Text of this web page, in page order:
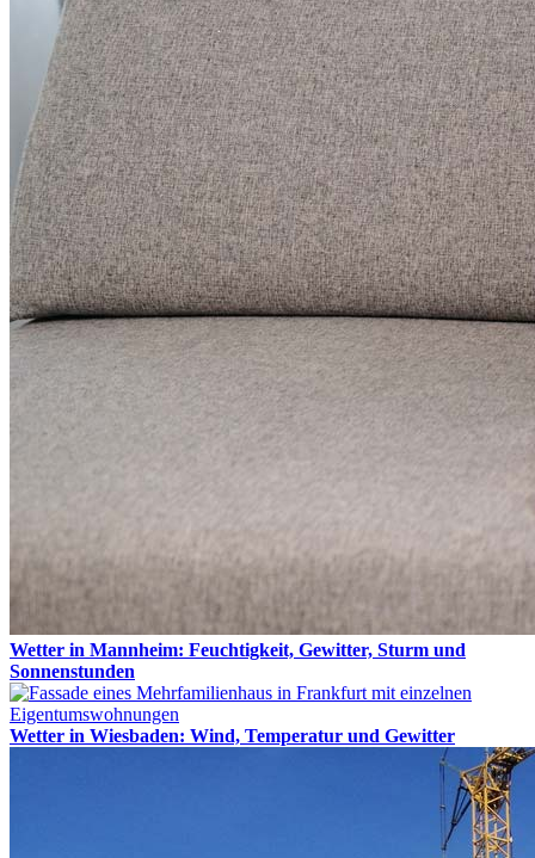
Wetter in Mannheim: Feuchtigkeit, Gewitter, Sturm und
Sonnenstunden
Wetter in Wiesbaden: Wind, Temperatur und Gewitter